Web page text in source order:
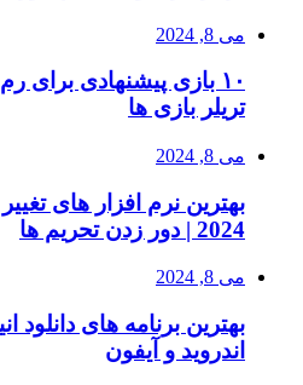
می 8, 2024
تریلر بازی ها
می 8, 2024
بهترین نرم افزار های
2024 | دور زدن تحریم ها
می 8, 2024
اندروید و آیفون